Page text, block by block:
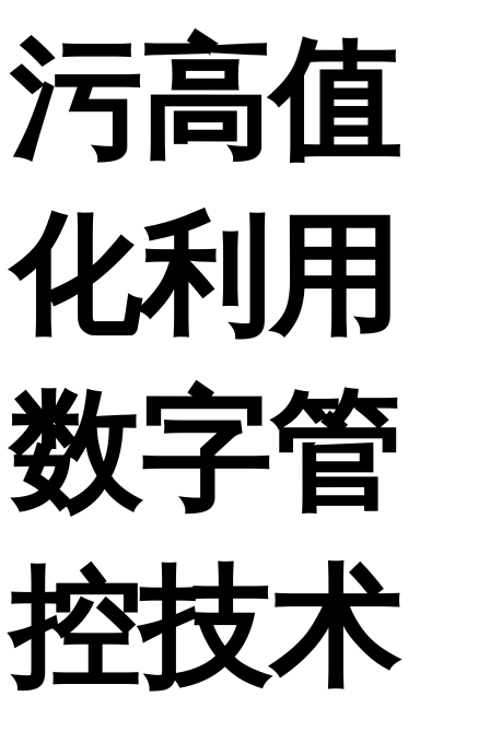
污高值
化利用
数字管
控技术